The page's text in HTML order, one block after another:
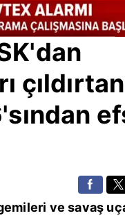
çıldırtan
ve savaş